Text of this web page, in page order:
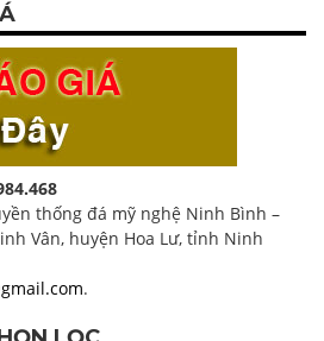
thống đá mỹ nghệ Ninh Bình –
Vân, huyện Hoa Lư, tỉnh Ninh
.